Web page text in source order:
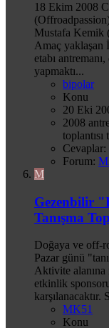
18 Ekim 2008
Mustafa Kemik
Amaç yaklaşan
etabı
yapmaktı...
bipolar
Konu
20 Eki
2008
toplantısı
Cevaplar:
Forum:
M
Gezenbilir
Tanışma
Doğaya ve off-
Pazar günü
Aktivite
etkinlik
karşılanacaktır.
MK51
Konu